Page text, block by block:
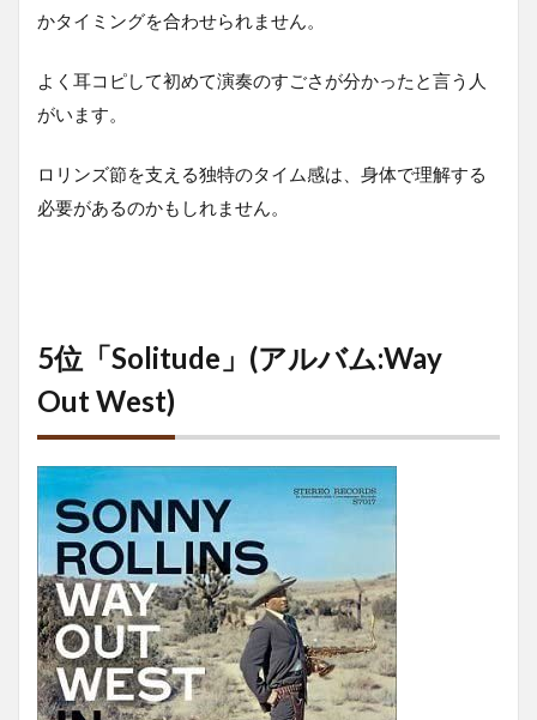
かタイミングを合わせられません。
よく耳コピして初めて演奏のすごさが分かったと言う人
がいます。
ロリンズ節を支える独特のタイム感は、身体で理解する
必要があるのかもしれません。
5位「Solitude」(アルバム:Way
Out West)